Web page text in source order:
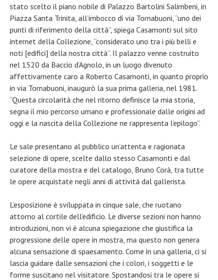
stato scelto il piano nobile di Palazzo Bartolini Salimbeni, in
Piazza Santa Trinita, all’imbocco di via Tornabuoni, “uno dei
punti di riferimento della città”, spiega Casamonti sul sito
internet della Collezione, “considerato uno tra i più belli e
noti [edifici] della nostra città”. Il palazzo venne costruito
nel 1520 da Baccio d’Agnolo, in un luogo divenuto
affettivamente caro a Roberto Casamonti, in quanto proprio
in via Tornabuoni, inaugurò la sua prima galleria, nel 1981.
“Questa circolarità che nel ritorno definisce la mia storia,
segna il mio percorso umano e professionale dalle origini ad
oggi e la nascita della Collezione ne rappresenta l’epilogo”.
Le sale presentano al pubblico un’attenta e ragionata
selezione di opere, scelte dallo stesso Casamonti e dal
curatore della mostra e del catalogo, Bruno Corà, tra tutte
le opere acquistate negli anni di attività dal gallerista.
L’esposizione è sviluppata in cinque sale, che ruotano
attorno al cortile dell’edificio. Le diverse sezioni non hanno
introduzioni, non vi è alcuna spiegazione che giustifica la
progressione delle opere in mostra, ma questo non genera
alcuna sensazione di spaesamento. Come in una galleria, ci si
lascia guidare dalle sensazioni che i colori, i soggetti e le
forme suscitano nel visitatore. Spostandosi tra le opere si